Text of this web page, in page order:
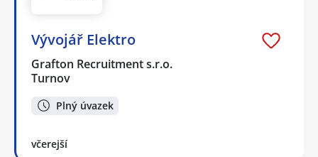
Vývojář Elektro
Grafton Recruitment s.r.o.
Turnov
Plný úvazek
včerejší